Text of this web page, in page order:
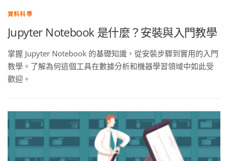
資料科學
Jupyter Notebook 是什麼？安裝與入門教學
掌握 Jupyter Notebook 的基礎知識，從安裝步驟到實用的入門
教學。了解為何這個工具在數據分析和機器學習領域中如此受
歡迎。